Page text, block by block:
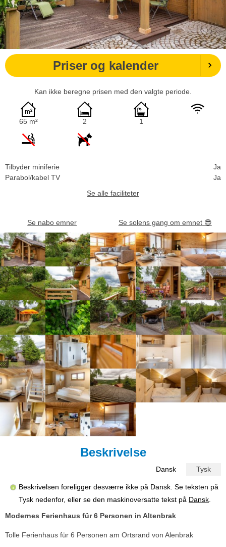
Priser og kalender
Kan ikke beregne prisen med den valgte periode.
65 m² 2 1
Tilbyder miniferie
Ja
Parabol/kabel TV
Ja
Se alle faciliteter
Se nabo emner Se solens gang om emnet 😎
Beskrivelse
Dansk Tysk
Beskrivelsen foreligger desværre ikke på Dansk. Se teksten på
Tysk nedenfor, eller se den maskinoversatte tekst på Dansk.
Modernes Ferienhaus für 6 Personen in Altenbrak
Tolle Ferienhaus für 6 Personen am Ortsrand von Alenbrak